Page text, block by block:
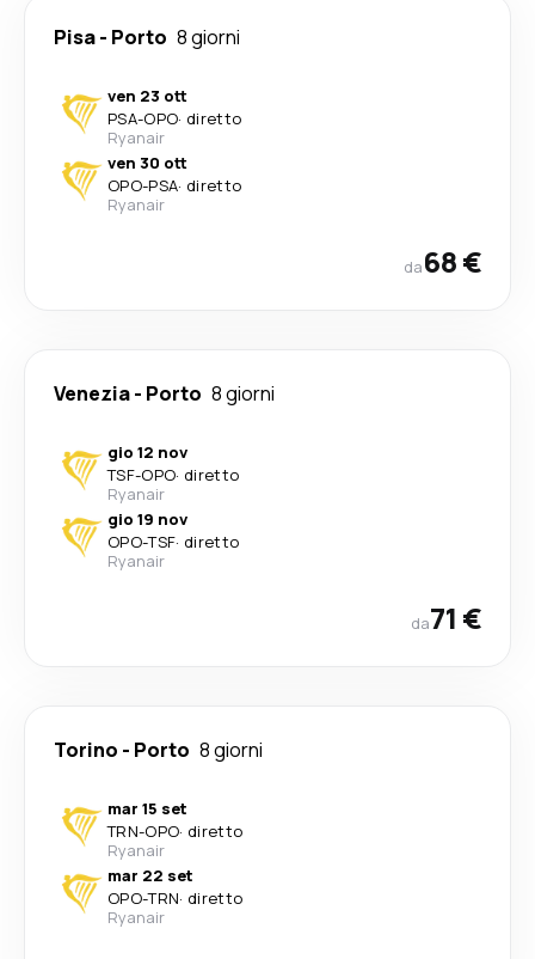
Pisa- Porto 8 giorni
ven 23 ott
PSA-OPO· diretto
Ryanair
ven 30 ott
OPO-PSA· diretto
Ryanair
da68 €
Venezia- Porto 8 giorni
gio 12 nov
TSF-OPO· diretto
Ryanair
gio 19 nov
OPO-TSF· diretto
Ryanair
da71 €
Torino - Porto 8 giorni
mar 15 set
TRN-OPO· diretto
Ryanair
mar 22 set
OPO-TRN· diretto
Ryanair